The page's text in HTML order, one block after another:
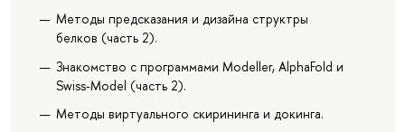
Методы предсказания и дизайна структры
белков (часть 2).
Знакомство с программами Modeller, AlphaFold и
Swiss-Model (часть 2).
Методы виртуального скирининга и докинга.